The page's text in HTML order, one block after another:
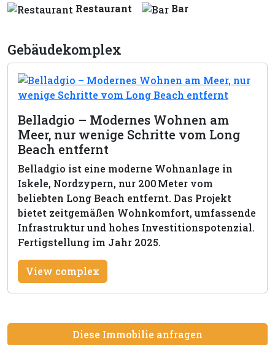
Restaurant
Bar
Gebäudekomplex
Belladgio – Modernes Wohnen am
Meer, nur wenige Schritte vom Long
Beach entfernt
Belladgio ist eine moderne Wohnanlage in
Iskele, Nordzypern, nur 200 Meter vom
beliebten Long Beach entfernt. Das Projekt
bietet zeitgemäßen Wohnkomfort, umfassende
Infrastruktur und hohes Investitionspotenzial.
Fertigstellung im Jahr 2025.
View complex
Diese Immobilie anfragen